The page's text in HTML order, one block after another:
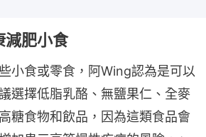
減肥小食
小食或零食，阿Wing認為是可以
選擇低脂乳酪、無鹽果仁、全麥
糖食物和飲品，因為這類食品會